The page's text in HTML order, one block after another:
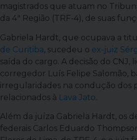
magistrados que atuam no
da 4ª Região (TRF-4), de suas
Gabriela Hardt, que ocupava a
de Curitiba, sucedeu o ex-juiz
saída do cargo. A decisão do CNJ,
corregedor Luís Felipe Salomão,
irregularidades na condução dos
relacionados à Lava Jato.
Além da juíza Gabriela Hardt, os
federais Carlos Eduardo